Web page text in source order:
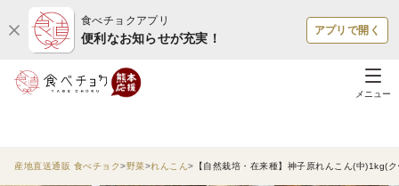
食べチョクアプリ
便利なお知らせが充実！
アプリで開く
メニュー
産地直送通販 食べチョク 野菜 れんこん 【自然栽培・在来種】神子原れんこん(中)1kg(